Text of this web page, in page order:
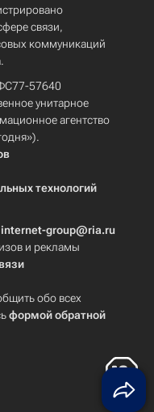
связи,
коммуникаций
57640
унитарное
агентство
технологий
internet-group@ria.ru
и рекламы
обо всех
формой обратной